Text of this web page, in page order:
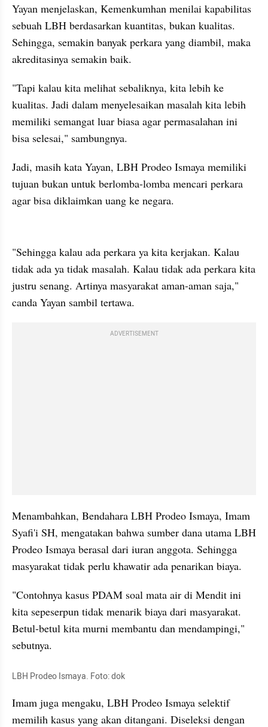
Yayan menjelaskan, Kemenkumhan menilai kapabilitas
sebuah LBH berdasarkan kuantitas, bukan kualitas.
Sehingga, semakin banyak perkara yang diambil, maka
akreditasinya semakin baik.
"Tapi kalau kita melihat sebaliknya, kita lebih ke
kualitas. Jadi dalam menyelesaikan masalah kita lebih
memiliki semangat luar biasa agar permasalahan ini
bisa selesai," sambungnya.
Jadi, masih kata Yayan, LBH Prodeo Ismaya memiliki
tujuan bukan untuk berlomba-lomba mencari perkara
agar bisa diklaimkan uang ke negara.
"Sehingga kalau ada perkara ya kita kerjakan. Kalau
tidak ada ya tidak masalah. Kalau tidak ada perkara kita
justru senang. Artinya masyarakat aman-aman saja,"
canda Yayan sambil tertawa.
ADVERTISEMENT
Menambahkan, Bendahara LBH Prodeo Ismaya, Imam
Syafi'i SH, mengatakan bahwa sumber dana utama LBH
Prodeo Ismaya berasal dari iuran anggota. Sehingga
masyarakat tidak perlu khawatir ada penarikan biaya.
"Contohnya kasus PDAM soal mata air di Mendit ini
kita sepeserpun tidak menarik biaya dari masyarakat.
Betul-betul kita murni membantu dan mendampingi,"
sebutnya.
LBH Prodeo Ismaya. Foto: dok
Imam juga mengaku, LBH Prodeo Ismaya selektif
memilih kasus yang akan ditangani. Diseleksi dengan